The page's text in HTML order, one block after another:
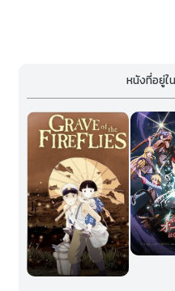
หนังที่อยู่ใ